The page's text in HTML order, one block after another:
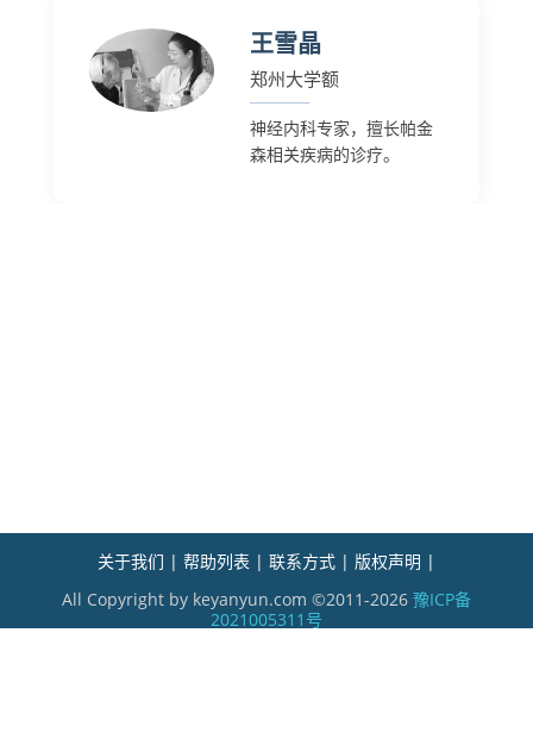
王雪晶
郑州大学额
神经内科专家，擅长帕金
森相关疾病的诊疗。
关于我们 | 帮助列表 | 联系方式 | 版权声明 |
All Copyright by keyanyun.com ©2011-2026 豫ICP备
2021005311号